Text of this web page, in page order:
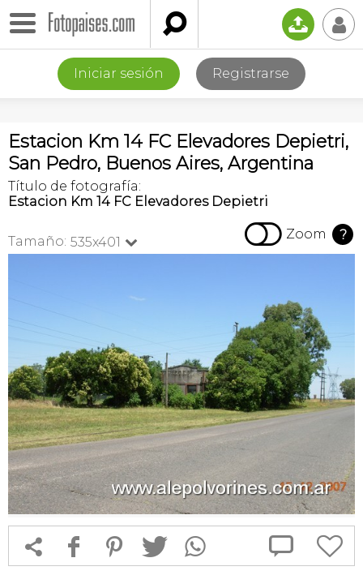
 📤 👤
Iniciar sesión Registrarse
Estacion Km 14 FC Elevadores Depietri,
San Pedro, Buenos Aires, Argentina
Título de fotografía:
Estacion Km 14 FC Elevadores Depietri
Tamaño: 535x401   Zoom ?
 f 1 T  